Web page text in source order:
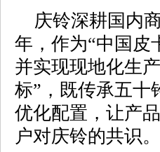
庆铃深耕国内
年，作为“中国皮
并实现现地化生
标”，既传承五十
优化配置，让产
户对庆铃的共识。